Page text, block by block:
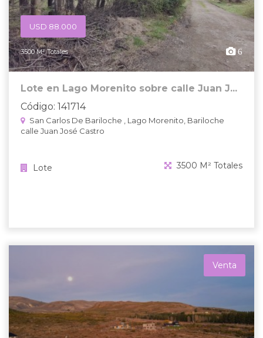
USD 88.000
3500 M² Totales 6
Lote en Lago Morenito sobre calle Juan J...
Código: 141714
San Carlos De Bariloche , Lago Morenito, Bariloche
calle Juan José Castro
Lote 3500 M² Totales
Venta